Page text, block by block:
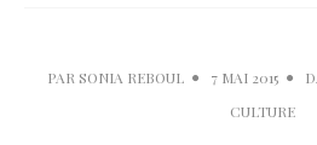
PAR SONIA REBOUL 7 MAI 2015
CULTURE